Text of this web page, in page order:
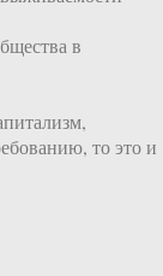
в
то это и